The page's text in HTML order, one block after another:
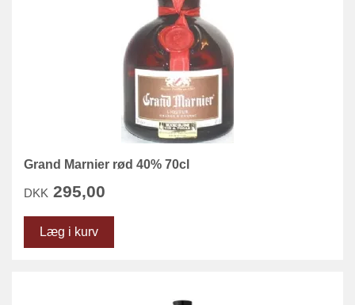
Grand Marnier rød 40% 70cl
DKK 295,00
Læg i kurv